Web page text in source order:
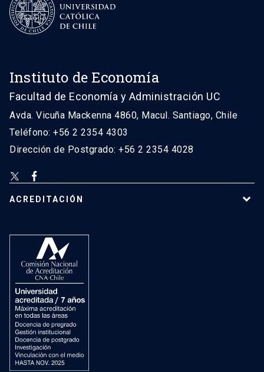
Instituto de Economía
Facultad de Economía y Administración UC
Avda. Vicuña Mackenna 4860, Macul. Santiago, Chile
Teléfono: +56 2 2354 4303
Dirección de Postgrado: +56 2 2354 4028
ACREDITACIÓN